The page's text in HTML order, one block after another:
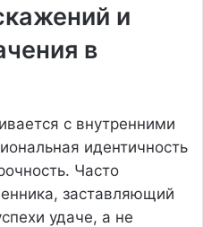
и
в
с внутренними
идентичность
Часто
заставляющий
удаче, а не